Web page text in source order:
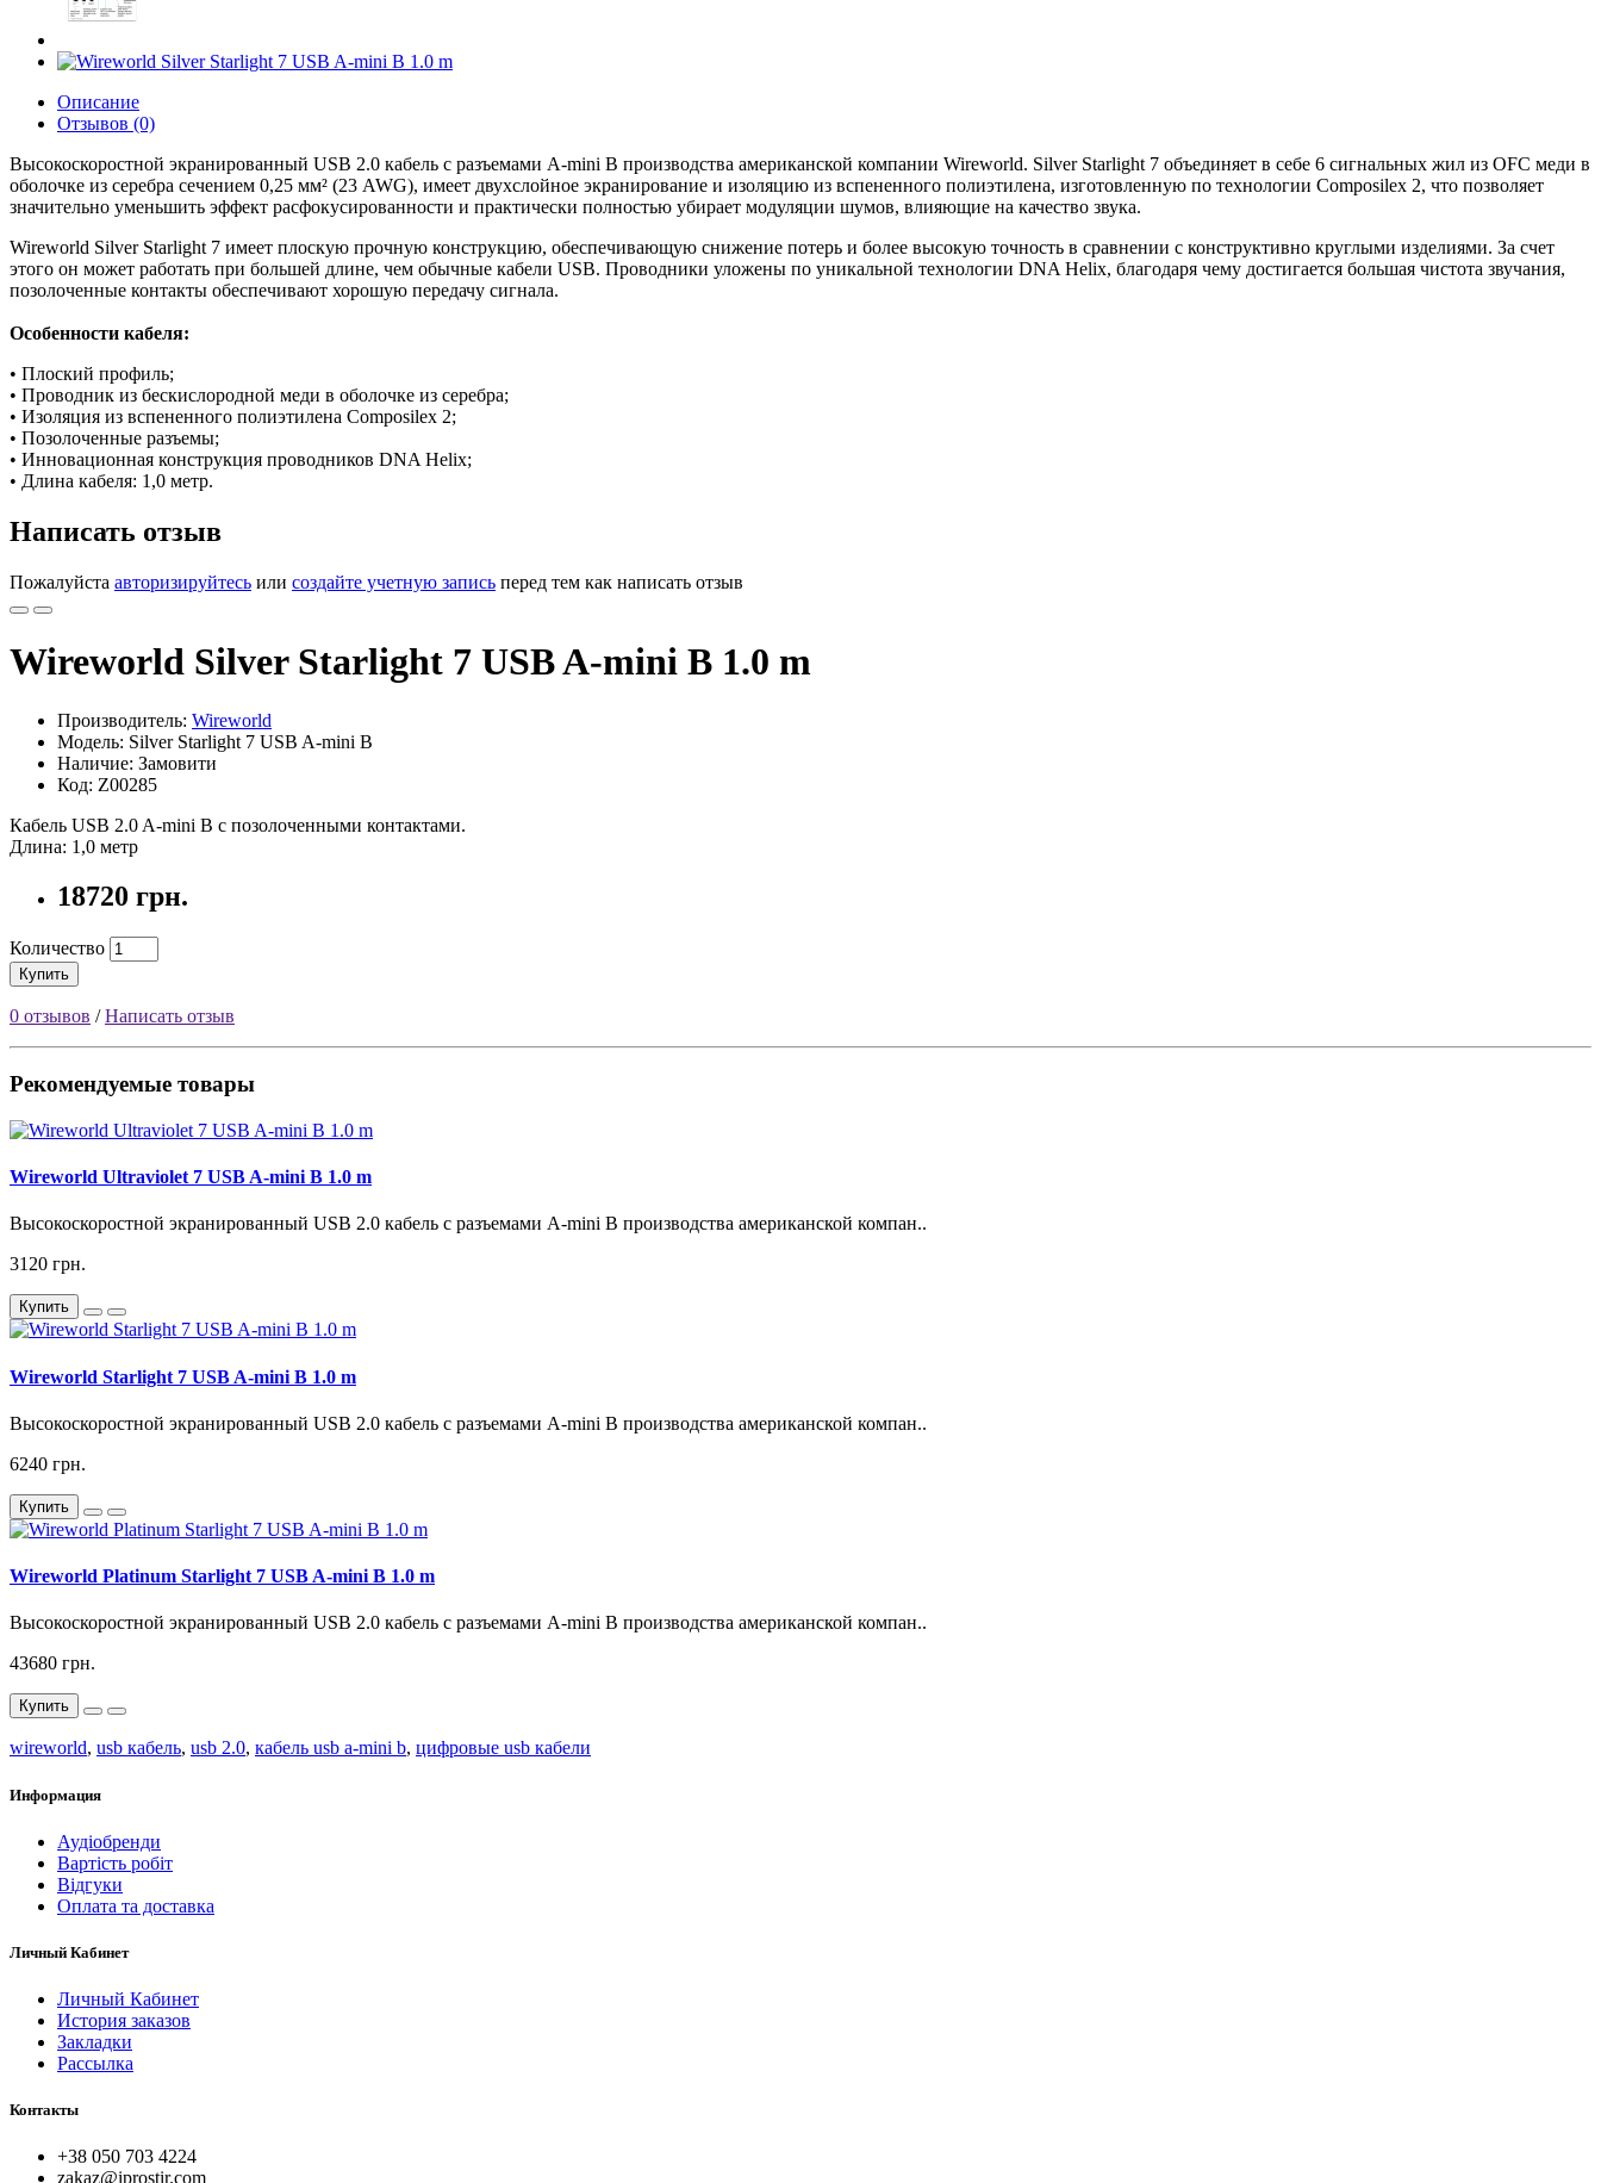
Описание
Отзывов (0)
Высокоскоростной экранированный USB 2.0 кабель с разъемами A-mini B производства американской компании Wireworld. Silver Starlight 7 объединяет в себе 6 сигнальных жил из OFC меди в
оболочке из серебра сечением 0,25 мм² (23 AWG), имеет двухслойное экранирование и изоляцию из вспененного полиэтилена, изготовленную по технологии Composilex 2, что позволяет
значительно уменьшить эффект расфокусированности и практически полностью убирает модуляции шумов, влияющие на качество звука.
Wireworld Silver Starlight 7 имеет плоскую прочную конструкцию, обеспечивающую снижение потерь и более высокую точность в сравнении с конструктивно круглыми изделиями. За счет
этого он может работать при большей длине, чем обычные кабели USB. Проводники уложены по уникальной технологии DNA Helix, благодаря чему достигается большая чистота звучания,
позолоченные контакты обеспечивают хорошую передачу сигнала.
Особенности кабеля:
• Плоский профиль;
• Проводник из бескислородной меди в оболочке из серебра;
• Изоляция из вспененного полиэтилена Composilex 2;
• Позолоченные разъемы;
• Инновационная конструкция проводников DNA Helix;
• Длина кабеля: 1,0 метр.
Написать отзыв
Пожалуйста авторизируйтесь или создайте учетную запись перед тем как написать отзыв
Wireworld Silver Starlight 7 USB A-mini B 1.0 m
Производитель: Wireworld
Модель: Silver Starlight 7 USB A-mini B
Наличие: Замовити
Код: Z00285
Кабель USB 2.0 A-mini B с позолоченными контактами.
Длина: 1,0 метр
18720 грн.
Количество
Купить
0 отзывов /Написать отзыв
Рекомендуемые товары
Wireworld Ultraviolet 7 USB A-mini B 1.0 m
Высокоскоростной экранированный USB 2.0 кабель с разъемами A-mini B производства американской компан..
3120 грн.
Купить
Wireworld Starlight 7 USB A-mini B 1.0 m
Высокоскоростной экранированный USB 2.0 кабель с разъемами A-mini B производства американской компан..
6240 грн.
Купить
Wireworld Platinum Starlight 7 USB A-mini B 1.0 m
Высокоскоростной экранированный USB 2.0 кабель с разъемами A-mini B производства американской компан..
43680 грн.
Купить
wireworld, usb кабель, usb 2.0, кабель usb a-mini b, цифровые usb кабели
Информация
Аудіобренди
Вартість робіт
Відгуки
Оплата та доставка
Личный Кабинет
Личный Кабинет
История заказов
Закладки
Рассылка
Контакты
+38 050 703 4224
zakaz@iprostir.com